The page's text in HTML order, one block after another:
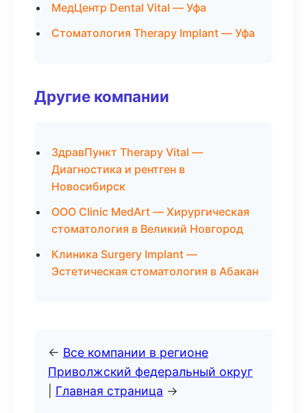
МедЦентр Dental Vital — Уфа
Стоматология Therapy Implant — Уфа
Другие компании
ЗдравПункт Therapy Vital —
Диагностика и рентген в
Новосибирск
ООО Clinic MedArt — Хирургическая
стоматология в Великий Новгород
Клиника Surgery Implant —
Эстетическая стоматология в Абакан
← Все компании в регионе
Приволжский федеральный округ
Главная страница →